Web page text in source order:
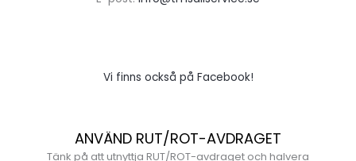
Vi finns också på Facebook!
ANVÄND RUT/ROT-AVDRAGET
Tänk på att utnyttja RUT/ROT-avdraget och halvera